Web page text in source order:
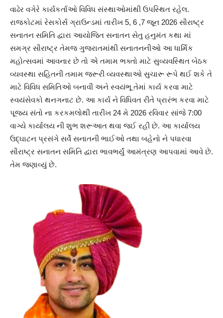
વાઢેર વગેરે કાર્યકર્તાઓ વિવિધ સંસ્થાઓમાંથી ઉપસ્થિત રહેલ.
રાજકોટમાં રેસકોર્સ ગ્રાઉન્ડમાં તારીખ 5, 6 ,7 જૂન 2026 સૌરાષ્ટ્ર
સનાતન સમિતિ દ્વારા આયોજિત સનાતન સેતુ હનુમંત કથા માં
સમગ્ર સૌરાષ્ટ્ર તેમજ ગુજરાતમાંથી સનાતનનીઓ આ ધાર્મિક
મહોત્સવમાં આવનાર છે તો એ તમામ ભક્તો માટે સુવ્યવસ્થિત બેઠક
વ્યવસ્થા સહિતની તમામ જરૂરી વ્યવસ્થાઓ સુચારૂ રૂપે થઈ શકે તે
માટે વિવિધ સમિતિઓ બનાવી અને સ્વયંભૂ તેમાં કાર્ય કરવા માટે
સ્વયંસેવકો થનગનાટ છે. આ કાર્ય ને વિધિવત રીતે પ્રારંભ કરવા માટે
પૂજ્ય સંતો ના કરકમલોથી તારીખ 24 મે 2026 રવિવાર સાંજે 7:00
વાગ્યે કાર્યાલય ની શુભ શરૂઆત થવા જઈ રહી છે. આ કાર્યાલય
ઉદ્ઘાટન પ્રસંગે સર્વે સનાતની ભાઈઓ તથા બહેનો ને પધારવા
સૌરાષ્ટ્ર સનાતન સમિતિ દ્વારા ભાવભર્યું આમંત્રણ આપવામાં આવે છે.
તેમ જણાવ્યું છે.